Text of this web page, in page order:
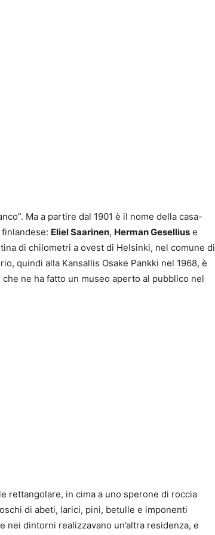
Ma a partire dal 1901 è il nome della casa-
Eliel Saarinen, Herman Gesellius e
di chilometri a ovest di Helsinki, nel comune di
quindi alla Kansallis Osake Pankki nel 1968, è
ne ha fatto un museo aperto al pubblico nel
rettangolare, in cima a uno sperone di roccia
di abeti, larici, pini, betulle e imponenti
dintorni realizzavano un’altra residenza, e